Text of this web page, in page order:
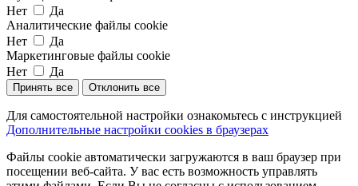
Нет
Да
Аналитические файлы cookie
Нет
Да
Маркетинговые файлы cookie
Нет
Да
Принять все Отклонить все
Для самостоятельной настройки ознакомьтесь с инструкцией
Дополнительные настройки cookies в браузерах
Файлы cookie автоматически загружаются в ваш браузер при
посещении веб-сайта. У вас есть возможность управлять